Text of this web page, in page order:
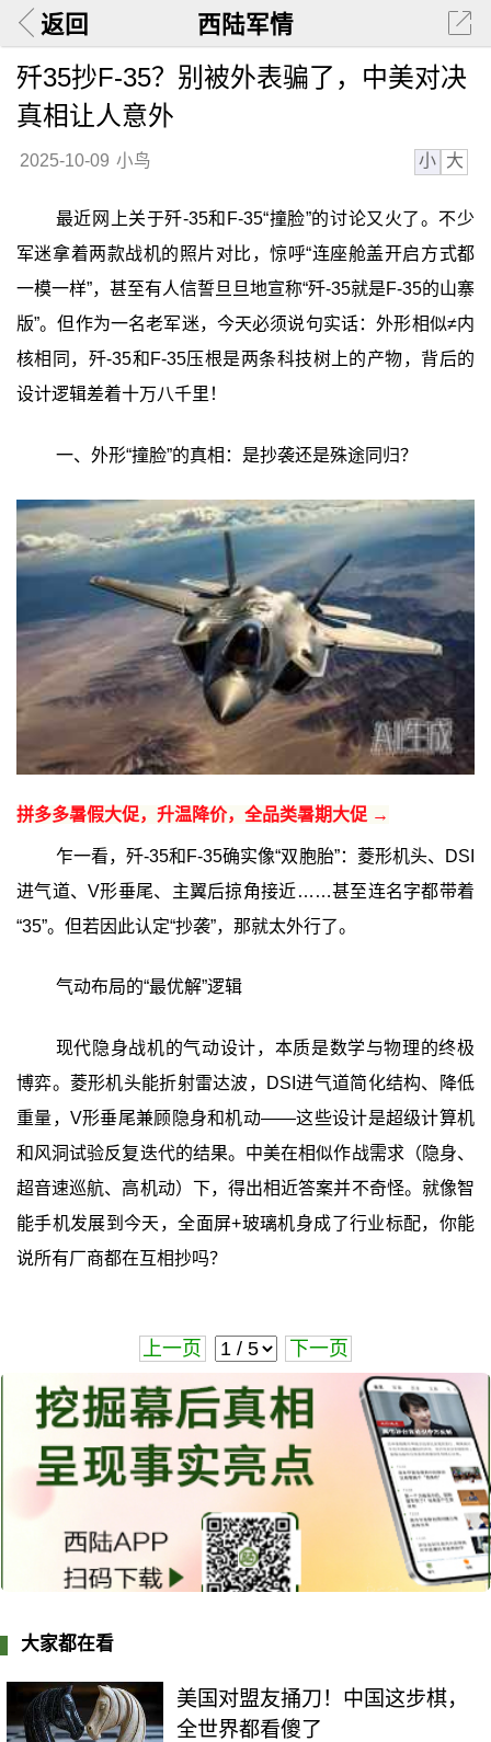
返回 西陆军情
歼35抄F-35？别被外表骗了，中美对决
真相让人意外
2025-10-09 小鸟 小 大
最近网上关于歼-35和F-35“撞脸”的讨论又火了。不少
军迷拿着两款战机的照片对比，惊呼“连座舱盖开启方式都
一模一样”，甚至有人信誓旦旦地宣称“歼-35就是F-35的山寨
版”。但作为一名老军迷，今天必须说句实话：外形相似≠内
核相同，歼-35和F-35压根是两条科技树上的产物，背后的
设计逻辑差着十万八千里！
一、外形“撞脸”的真相：是抄袭还是殊途同归？
拼多多暑假大促，升温降价，全品类暑期大促 →
乍一看，歼-35和F-35确实像“双胞胎”：菱形机头、DSI
进气道、V形垂尾、主翼后掠角接近……甚至连名字都带着
“35”。但若因此认定“抄袭”，那就太外行了。
气动布局的“最优解”逻辑
现代隐身战机的气动设计，本质是数学与物理的终极
博弈。菱形机头能折射雷达波，DSI进气道简化结构、降低
重量，V形垂尾兼顾隐身和机动——这些设计是超级计算机
和风洞试验反复迭代的结果。中美在相似作战需求（隐身、
超音速巡航、高机动）下，得出相近答案并不奇怪。就像智
能手机发展到今天，全面屏+玻璃机身成了行业标配，你能
说所有厂商都在互相抄吗？
上一页 下一页
大家都在看
美国对盟友捅刀！中国这步棋，
全世界都看傻了